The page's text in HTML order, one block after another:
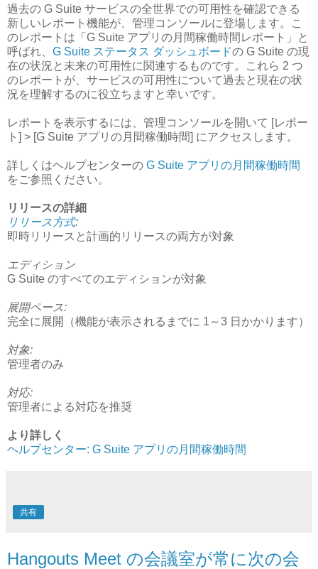
過去の G Suite サービスの全世界での可用性を確認できる
新しいレポート機能が、管理コンソールに登場します。こ
のレポートは「G Suite アプリの月間稼働時間レポート」と
呼ばれ、 G Suite ステータス ダッシュボードの G Suite の現
在の状況と未来の可用性に関連するものです。これら 2 つ
のレポートが、サービスの可用性について過去と現在の状
況を理解するのに役立ちますと幸いです。
レポートを表示するには、管理コンソールを開いて [レポー
ト] > [G Suite アプリの月間稼働時間] にアクセスします。
詳しくはヘルプセンターの G Suite アプリの月間稼働時間
をご参照ください。
リリースの詳細
リリース方式:
即時リリースと計画的リリースの両方が対象
エディション
G Suite のすべてのエディションが対象
展開ペース:
完全に展開（機能が表示されるまでに 1～3 日かかります）
対象:
管理者のみ
対応:
管理者による対応を推奨
より詳しく
ヘルプセンター: G Suite アプリの月間稼働時間
共有
Hangouts Meet の会議室が常に次の会